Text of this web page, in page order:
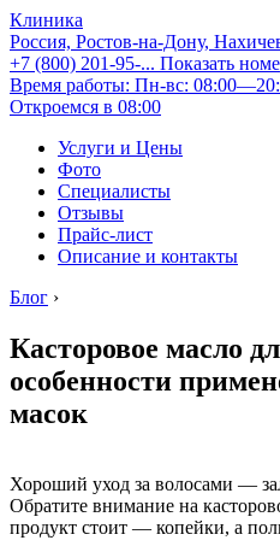
Клиника
Россия, Ростов-на-Дону,
+7 (800) 201-95-... Показать
Время работы: Пн-вс:
Откроемся в 08:00
Услуги и Цены
Фото
Специалисты
Отзывы
Прайс-лист
Описание и контакты
Блог ›
Касторовое масло
особенности
масок
Хороший уход за волосами —
Обратите внимание на
продукт стоит — копейки, а